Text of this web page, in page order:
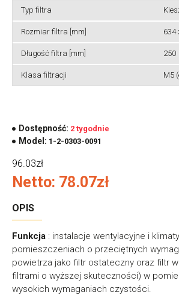
Typ filtra
Rozmiar filtra [mm] 634
Długość filtra [mm] 250
Klasa filtracji M5
Dostępność: 2 tygodnie
Model: 1-2-0303-0091
96.03zł
Netto: 78.07zł
OPIS
Funkcja : instalacje wentylacyjne i
pomieszczeniach o przeciętnych
powietrza jako filtr ostateczny oraz filtr
filtrami o wyższej skuteczności) w
wysokich wymaganiach czystości.